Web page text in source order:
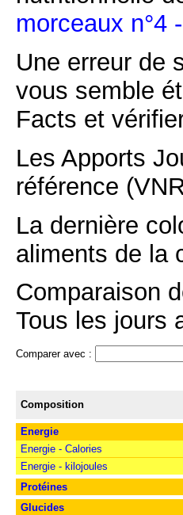
morceaux n°4
Une erreur de
vous semble
Facts et
Les Apports
référence
La dernière
aliments de la
Comparaison
Tous les jours
Comparer avec :
Composition
Energie
Energie - Calories
Energie - kilojoules
Protéines
Glucides